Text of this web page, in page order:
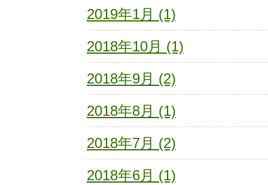
2019年1月 (1)
2018年10月 (1)
2018年9月 (2)
2018年8月 (1)
2018年7月 (2)
2018年6月 (1)